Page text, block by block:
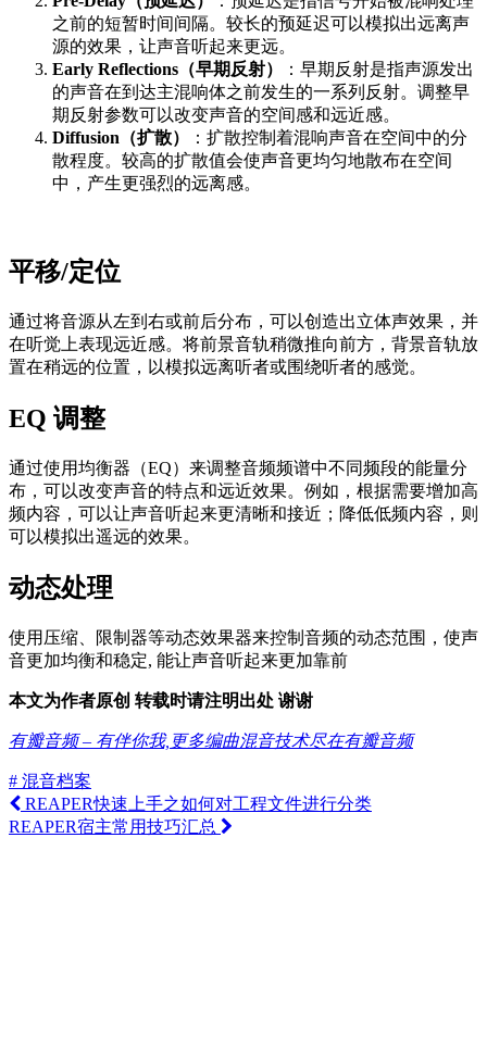
之前的短暂时间间隔。较长的预延迟可以模拟出远离声
源的效果，让声音听起来更远。
Early Reflections（早期反射）
：早期反射是指声源发出
的声音在到达主混响体之前发生的一系列反射。调整早
期反射参数可以改变声音的空间感和远近感。
Diffusion（扩散）
：扩散控制着混响声音在空间中的分
散程度。较高的扩散值会使声音更均匀地散布在空间
中，产生更强烈的远离感。
平移/定位
通过将音源从左到右或前后分布，可以创造出立体声效果，并
在听觉上表现远近感。将前景音轨稍微推向前方，背景音轨放
置在稍远的位置，以模拟远离听者或围绕听者的感觉。
EQ 调整
通过使用均衡器（EQ）来调整音频频谱中不同频段的能量分
布，可以改变声音的特点和远近效果。例如，根据需要增加高
频内容，可以让声音听起来更清晰和接近；降低低频内容，则
可以模拟出遥远的效果。
动态处理
使用压缩、限制器等动态效果器来控制音频的动态范围，使声
音更加均衡和稳定, 能让声音听起来更加靠前
本文为作者原创 转载时请注明出处 谢谢
有瓣音频 – 有伴你我,更多编曲混音技术尽在有瓣音频
# 混音档案
REAPER快速上手之如何对工程文件进行分类
REAPER宿主常用技巧汇总